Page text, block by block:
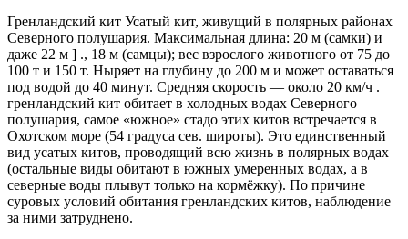
Гренландский кит Усатый кит, живущий в полярных районах
Северного полушария. Максимальная длина: 20 м (самки) и
даже 22 м ] ., 18 м (самцы); вес взрослого животного от 75 до
100 т и 150 т. Ныряет на глубину до 200 м и может оставаться
под водой до 40 минут. Средняя скорость — около 20 км/ч .
гренландский кит обитает в холодных водах Северного
полушария, самое «южное» стадо этих китов встречается в
Охотском море (54 градуса сев. широты). Это единственный
вид усатых китов, проводящий всю жизнь в полярных водах
(остальные виды обитают в южных умеренных водах, а в
северные воды плывут только на кормёжку). По причине
суровых условий обитания гренландских китов, наблюдение
за ними затруднено.